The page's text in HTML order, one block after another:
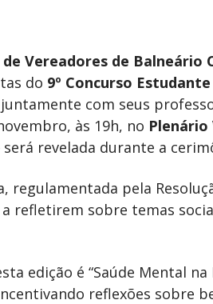
de Vereadores de Balneário
do 9º Concurso
com seus
às 19h, no
revelada durante a
regulamentada pela
a refletirem sobre temas
edição é “Saúde Mental
reflexões sobre